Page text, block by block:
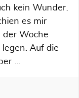
kein Wunder.
es mir
der Woche
Auf die
...